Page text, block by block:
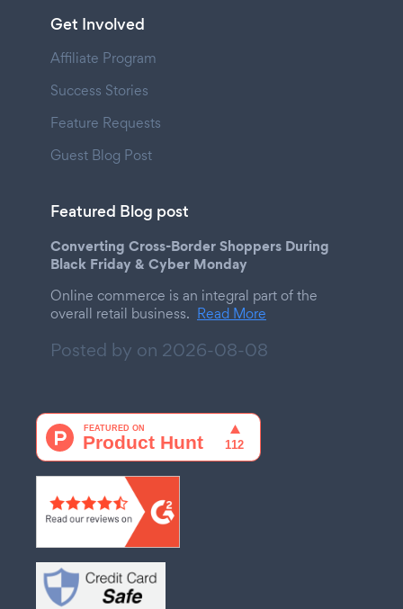
Get Involved
Affiliate Program
Success Stories
Feature Requests
Guest Blog Post
Featured Blog post
Converting Cross-Border Shoppers During
Black Friday & Cyber Monday
Online commerce is an integral part of the
overall retail business. Read More
Posted by on 2026-08-08